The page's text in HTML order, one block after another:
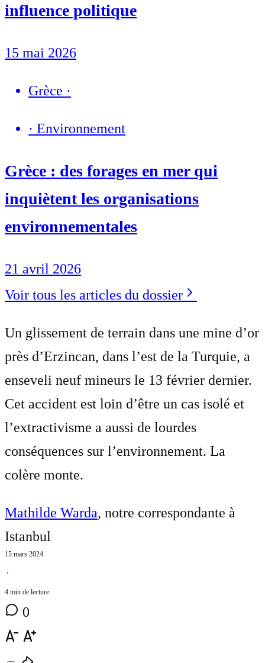
influence politique
15 mai 2026
Grèce ·
· Environnement
Grèce : des forages en mer qui
inquiètent les organisations
environnementales
21 avril 2026
Voir tous les articles du dossier
Un glissement de terrain dans une mine d’or
près d’Erzincan, dans l’est de la Turquie, a
enseveli neuf mineurs le 13 février dernier.
Cet accident est loin d’être un cas isolé et
l’extractivisme a aussi de lourdes
conséquences sur l’environnement. La
colère monte.
Mathilde Warda, notre correspondante à
Istanbul
15 mars 2024
⋅
4 min de lecture
0